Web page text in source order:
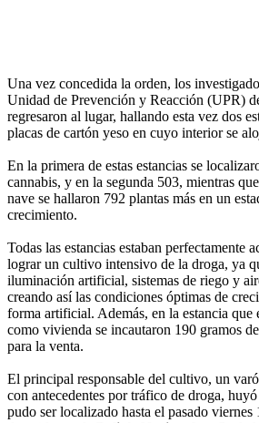
Una vez concedida la orden, los
Unidad de Prevención y Reacción (UPR)
regresaron al lugar, hallando esta vez dos
placas de cartón yeso en cuyo interior se
En la primera de estas estancias se
cannabis, y en la segunda 503, mientras
nave se hallaron 792 plantas más en un
crecimiento.
Todas las estancias estaban perfectamente
lograr un cultivo intensivo de la droga, ya
iluminación artificial, sistemas de riego y
creando así las condiciones óptimas de
forma artificial. Además, en la estancia que
como vivienda se incautaron 190 gramos
para la venta.
El principal responsable del cultivo, un
con antecedentes por tráfico de droga,
pudo ser localizado hasta el pasado